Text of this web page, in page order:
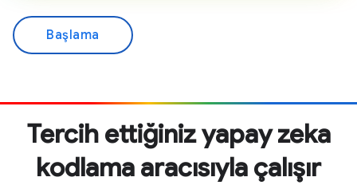
Başlama
Tercih ettiğiniz yapay zeka
kodlama aracısıyla çalışır